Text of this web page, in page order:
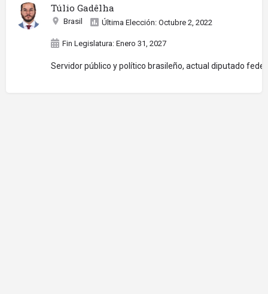
Túlio Gadêlha
Brasil Última Elección: Octubre 2, 2022
Fin Legislatura: Enero 31, 2027
Servidor público y político brasileño, actual diputado